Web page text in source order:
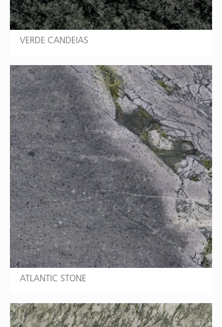
VERDE CANDEIAS
ATLANTIC STONE